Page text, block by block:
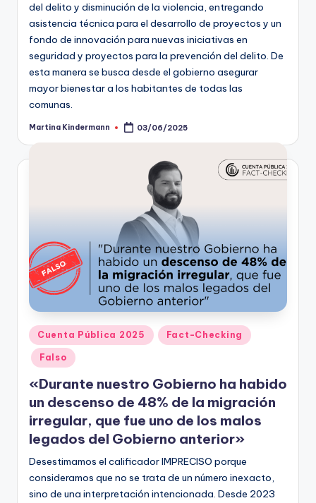
del delito y disminución de la violencia, entregando
asistencia técnica para el desarrollo de proyectos y un
fondo de innovación para nuevas iniciativas en
seguridad y proyectos para la prevención del delito. De
esta manera se busca desde el gobierno asegurar
mayor bienestar a los habitantes de todas las
comunas.
Publicado
Martina Kindermann 03/06/2025
Publicado
en
Cuenta Pública 2025 Fact-Checking
Falso
«Durante nuestro Gobierno ha habido
un descenso de 48% de la migración
irregular, que fue uno de los malos
legados del Gobierno anterior»
Desestimamos el calificador IMPRECISO porque
consideramos que no se trata de un número inexacto,
sino de una interpretación intencionada. Desde 2023